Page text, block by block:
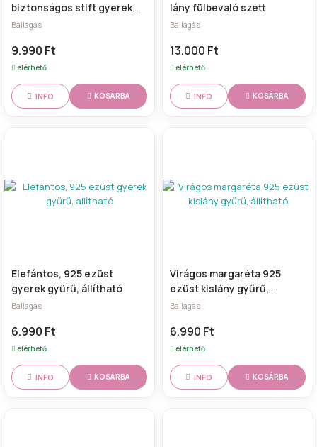
biztonságos stift gyerek
fülbevaló, 925 ezüst
Ballagás
9.990 Ft
elérhető
INFO KOSÁRBA
lány fülbevaló szett
Ballagás
13.000 Ft
elérhető
INFO KOSÁRBA
Elefántos, 925 ezüst
gyerek gyűrű, állítható
Ballagás
6.990 Ft
elérhető
INFO KOSÁRBA
Virágos margaréta 925
ezüst kislány gyűrű,
állítható
Ballagás
6.990 Ft
elérhető
INFO KOSÁRBA